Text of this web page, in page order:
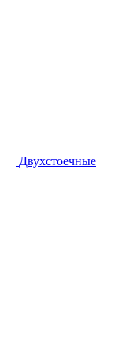
Двухстоечные